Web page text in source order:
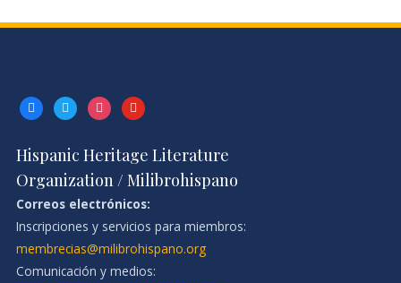
facebooktwitterinstagramyoutube
Hispanic Heritage Literature
Organization / Milibrohispano
Correos electrónicos:
Inscripciones y servicios para miembros:
membrecias@milibrohispano.org
Comunicación y medios: